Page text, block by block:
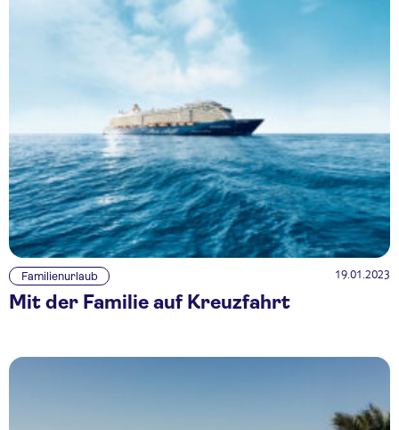
Familienurlaub 19.01.2023
Mit der Familie auf Kreuzfahrt